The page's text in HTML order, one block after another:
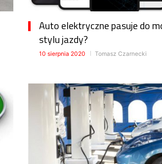
Auto elektryczne pasuje do
stylu jazdy?
10 sierpnia 2020 Tomasz Czarnecki